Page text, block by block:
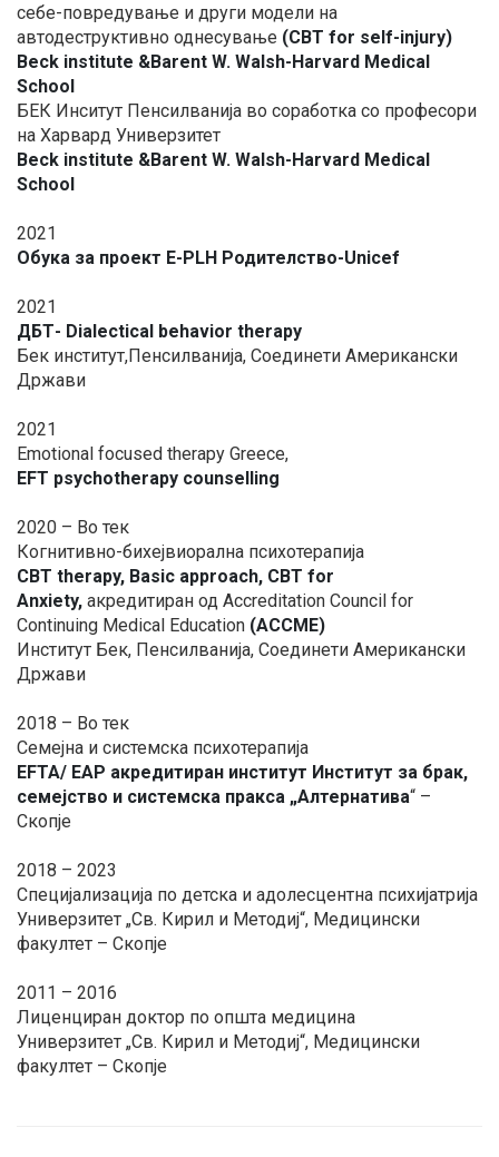
себе-повредување и други модели на
автодеструктивно однесување (CBT for self-injury)
Beck institute &Barent W. Walsh-Harvard Medical
School
БЕК Инситут Пенсилванија во соработка со професори
на Харвард Универзитет
Beck institute &Barent W. Walsh-Harvard Medical
School
2021
Обука за проект E-PLH Родителство-Unicef
2021
ДБТ- Dialectical behavior therapy
Бек институт,Пенсилванија, Соединети Американски
Држави
2021
Emotional focused therapy Greece,
EFT psychotherapy counselling
2020 – Во тек
Когнитивно-бихејвиорална психотерапија
CBT therapy, Basic approach, CBT for
Anxiety, акредитиран од Accreditation Council for
Continuing Medical Education (ACCME)
Институт Бек, Пенсилванија, Соединети Американски
Држави
2018 – Во тек
Семејна и системска психотерапија
EFTA/ EAP акредитиран институт Институт за брак,
семејство и системска пракса „Алтернатива“ –
Скопје
2018 – 2023
Специјализација по детска и адолесцентна психијатрија
Универзитет „Св. Кирил и Методиј“, Медицински
факултет – Скопје
2011 – 2016
Лиценциран доктор по општа медицина
Универзитет „Св. Кирил и Методиј“, Медицински
факултет – Скопје